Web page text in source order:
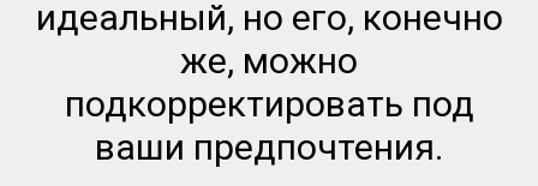
идеальный, но его, конечно
же, можно
подкорректировать под
ваши предпочтения.